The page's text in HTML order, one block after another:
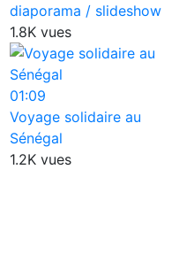
diaporama / slideshow
1.8K vues
01:09
Voyage solidaire au
Sénégal
1.2K vues